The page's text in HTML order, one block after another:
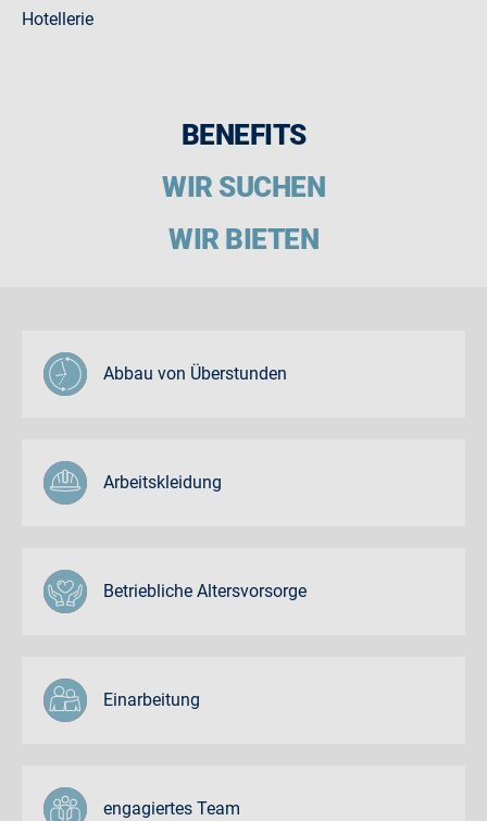
Hotellerie
BENEFITS
WIR SUCHEN
WIR BIETEN
Abbau von Überstunden
Arbeitskleidung
Betriebliche Altersvorsorge
Einarbeitung
engagiertes Team